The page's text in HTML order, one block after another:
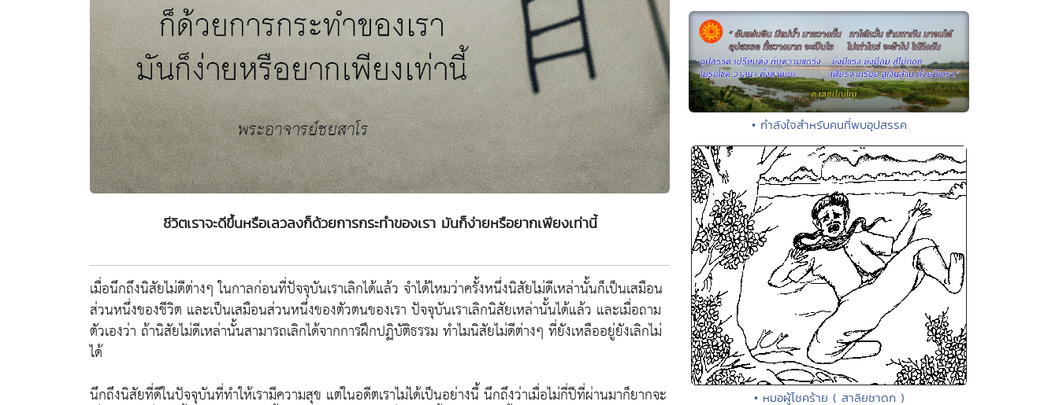
ชีวิตเราจะดีขึ้นหรือเลวลงก็ด้วยการกระทำของเรา มันก็ง่ายหรือยากเพียงเท่านี้
เมื่อนึกถึงนิสัยไม่ดีต่างๆ ในกาลก่อนที่ปัจจุบันเราเลิกได้แล้ว จำได้ไหมว่าครั้งหนึ่งนิสัยไม่ดีเหล่านั้นก็เป็นเสมือน
ส่วนหนึ่งของชีวิต และเป็นเสมือนส่วนหนึ่งของตัวตนของเรา ปัจจุบันเราเลิกนิสัยเหล่านั้นได้แล้ว และเมื่อถาม
ตัวเองว่า ถ้านิสัยไม่ดีเหล่านั้นสามารถเลิกได้จากการฝึกปฏิบัติธรรม ทำไมนิสัยไม่ดีต่างๆ ที่ยังเหลืออยู่ยังเลิกไม่
ได้
นึกถึงนิสัยที่ดีในปัจจุบันที่ทำให้เรามีความสุข แต่ในอดีตเราไม่ได้เป็นอย่างนี้ นึกถึงว่าเมื่อไม่กี่ปีที่ผ่านมาก็ยากจะ
• กำลังใจสำหรับคนที่พบอุปสรรค
• หมอผู้โชคร้าย ( สาลิยชาดก )